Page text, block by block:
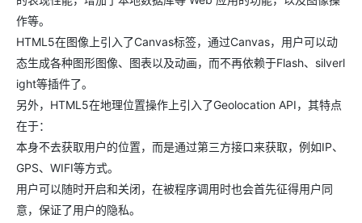
作等。
HTML5在图像上引入了Canvas标签，通过Canvas，用户可以动
态生成各种图形图像、图表以及动画，而不再依赖于Flash、silverl
ight等插件了。
另外，HTML5在地理位置操作上引入了Geolocation API，其特点
在于：
本身不去获取用户的位置，而是通过第三方接口来获取，例如IP、
GPS、WIFI等方式。
用户可以随时开启和关闭，在被程序调用时也会首先征得用户同
意，保证了用户的隐私。